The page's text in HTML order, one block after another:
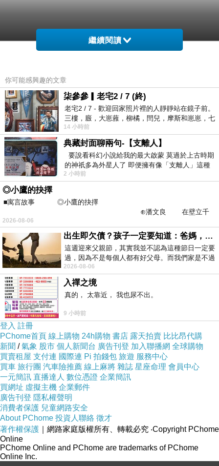
但是我想英語日常會話 多益課程 成人美語推薦
>【日本cheero mini小阿愣】6000mAh雙輸出行
而且24小時都能買，上網慢慢挑選，不用等店家
開門也不用看店員臉色★★★
商品訊息描述:
日本原廠授權代理/夏瓏資訊一年保固服務
快速出貨：2 個工作日內快速出貨
非買不可的理由
繼續閱讀
你可能感興趣的文章
柒參參▎老宅2 / 7 (終)
老宅2 / 7 - 歡迎回家照片裡的人靜靜站在鏡子前。
三樓，廄，大崽蕥，柳橘，閆兒，摩斯和崽崽，七
個人整整齊齊地站在鏡框之外，如同
14 小時前
典藏封面聊兩句-【支離人】
要說看科幻小說給我的最大啟蒙 莫過於上古時期
的神祇多為外星人了 即便擁有像「支離人」這種
驚世駭俗的神通法門 也未必讀
2 小時前
◎小鷹的抉擇
■寓言故事 ◎小鷹的抉擇
⊕潘文良 在壁立千
仞的懸崖上，有一座遮天蔽
2026-08-06
出生即欠債？孩子一定要知道：爸媽，其實我不欠你們
這週迎來父親節，其實我並不認為這種節日一定要
過，因為不是每個人都有好父母。而我們家是不過
節的，平時也沒什麼儀式感，生活趨近冷
2026-08-06
入禪之境
真的， 太靠近， 我也尿不出。
9 小時前
登入 註冊
PChome首頁 線上購物 24h購物 書店 露天拍賣 比比昂代購
新聞 /氣象 股市 個人新聞台 廣告刊登 加入聯播網 全球購物
買賣租屋 支付連 國際連 Pi 拍錢包 旅遊 服務中心
買車 旅行團 汽車險推薦 線上麻將 雜誌 星座命理 會員中心
一元簡訊 直播達人 數位憑證 企業簡訊
買網址 虛擬主機 企業郵件
廣告刊登 隱私權聲明
消費者保護 兒童網路安全
About PChome 投資人聯絡 徵才
著作權保護 ｜網路家庭版權所有、轉載必究 ‧Copyright PChome
Online
PChome Online and PChome are trademarks of PChome
Online Inc.